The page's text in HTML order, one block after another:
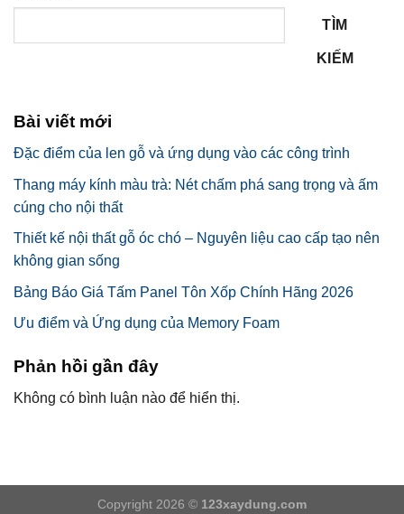
TÌM
KIẾM
Bài viết mới
Đặc điểm của len gỗ và ứng dụng vào các công trình
Thang máy kính màu trà: Nét chấm phá sang trọng và ấm
cúng cho nội thất
Thiết kế nội thất gỗ óc chó – Nguyên liệu cao cấp tạo nên
không gian sống
Bảng Báo Giá Tấm Panel Tôn Xốp Chính Hãng 2026
Ưu điểm và Ứng dụng của Memory Foam
Phản hồi gần đây
Không có bình luận nào để hiển thị.
Copyright 2026 © 123xaydung.com